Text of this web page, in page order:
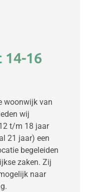
16
woonwijk van
wij
t/m 18 jaar
21 jaar) een
begeleiden
zaken. Zij
naar